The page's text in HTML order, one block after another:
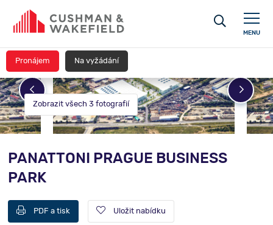
MENU
Zobrazit všech 3 fotografií
PANATTONI PRAGUE BUSINESS
PARK
PDF a tisk Uložit nabídku
Pronájem Na vyžádání